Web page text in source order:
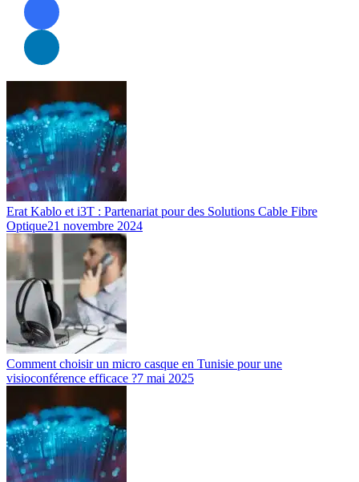
Erat Kablo et i3T : Partenariat pour des Solutions Cable Fibre
Optique21 novembre 2024
Comment choisir un micro casque en Tunisie pour une
visioconférence efficace ?7 mai 2025